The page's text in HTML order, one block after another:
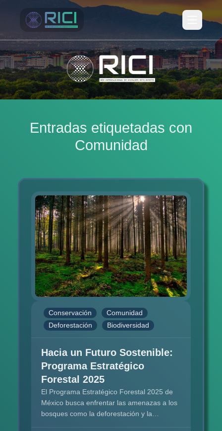
Open
Entradas etiquetadas con
Comunidad
Conservación
Comunidad
Deforestación
Biodiversidad
Hacia un Futuro Sostenible:
Programa Estratégico
Forestal 2025
El Programa Estratégico Forestal 2025 de
México busca enfrentar las amenazas a los
bosques como la deforestación y la